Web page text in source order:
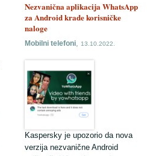
Nezvanična aplikacija WhatsApp
za Android krade korisničke
naloge
Mobilni telefoni,13.10.2022.
Kaspersky je upozorio da nova
verzija nezvanične Android